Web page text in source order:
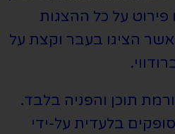
פירוט על כל ההצגות
אשר הציגו בעבר וקצת על
תוכן והפניה בלבד.
בלעדית על-ידי